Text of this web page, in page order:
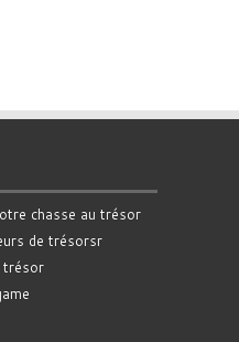
chasse au trésor
de trésorsr
trésor